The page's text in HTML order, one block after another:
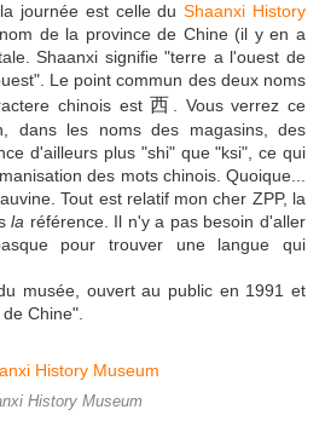
journée est celle duShaanxi History
de la province de Chine (il y en a
Shaanxi signifie "terre a l'ouest de
Le point commun des deux noms
chinois est 西
. Vous verrez ce
dans les noms des magasins, des
d'ailleurs plus "shi" que "ksi", ce qui
des mots chinois. Quoique...
Tout est relatif mon cher ZPP, la
la référence. Il n'y a pas besoin d'aller
pour trouver une langue qui
musée, ouvert au public en 1991 et
Chine".
History Museum